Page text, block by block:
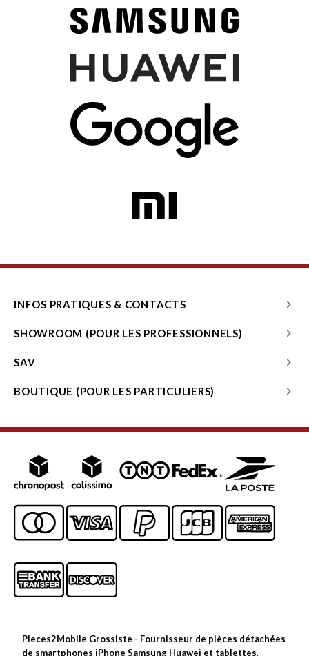
INFOS PRATIQUES & CONTACTS
SHOWROOM (POUR LES PROFESSIONNELS)
SAV
BOUTIQUE (POUR LES PARTICULIERS)
Pieces2Mobile Grossiste - Fournisseur de pièces détachées
de smartphones iPhone Samsung Huawei et tablettes.